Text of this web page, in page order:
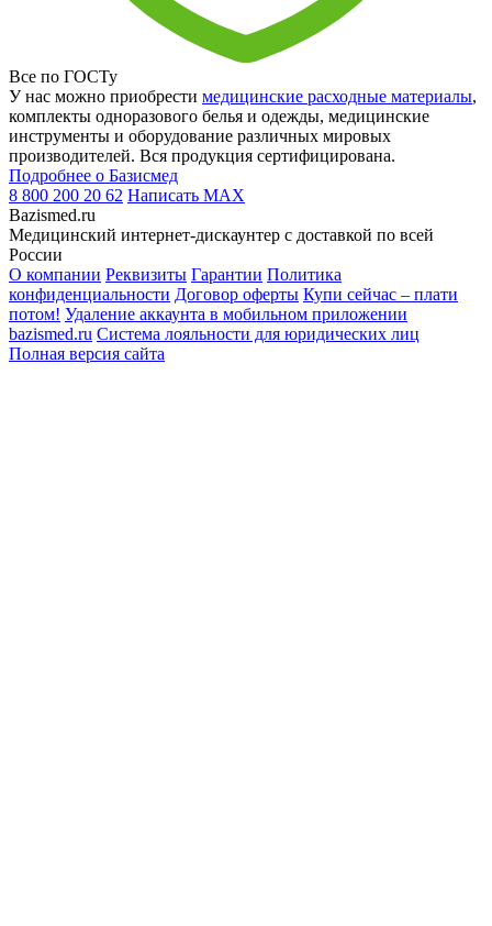
Все по ГОСТу
У нас можно приобрести медицинские расходные материалы,
комплекты одноразового белья и одежды, медицинские
инструменты и оборудование различных мировых
производителей. Вся продукция сертифицирована.
Подробнее о Базисмед
8 800 200 20 62 Написать MAX
Bazismed.ru
Медицинский интернет-дискаунтер с доставкой по всей
России
О компании Реквизиты Гарантии Политика
конфиденциальности Договор оферты Купи сейчас – плати
потом! Удаление аккаунта в мобильном приложении
bazismed.ru Система лояльности для юридических лиц
Полная версия сайта